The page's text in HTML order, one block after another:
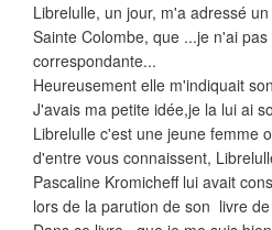
Librelulle, un jour, m'a adressé
Sainte Colombe, que ...je n'ai
correspondante...
Heureusement elle m'indiquait
J'avais ma petite idée,je la lui ai
Librelulle c'est une jeune femme
d'entre vous connaissent,
Pascaline Kromicheff lui avait
lors de la parution de son livre